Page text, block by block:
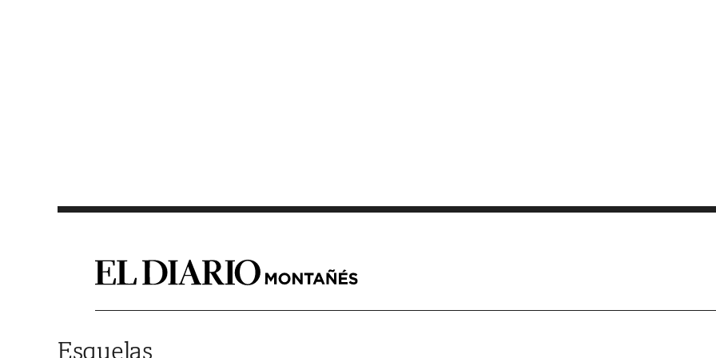
Esquelas